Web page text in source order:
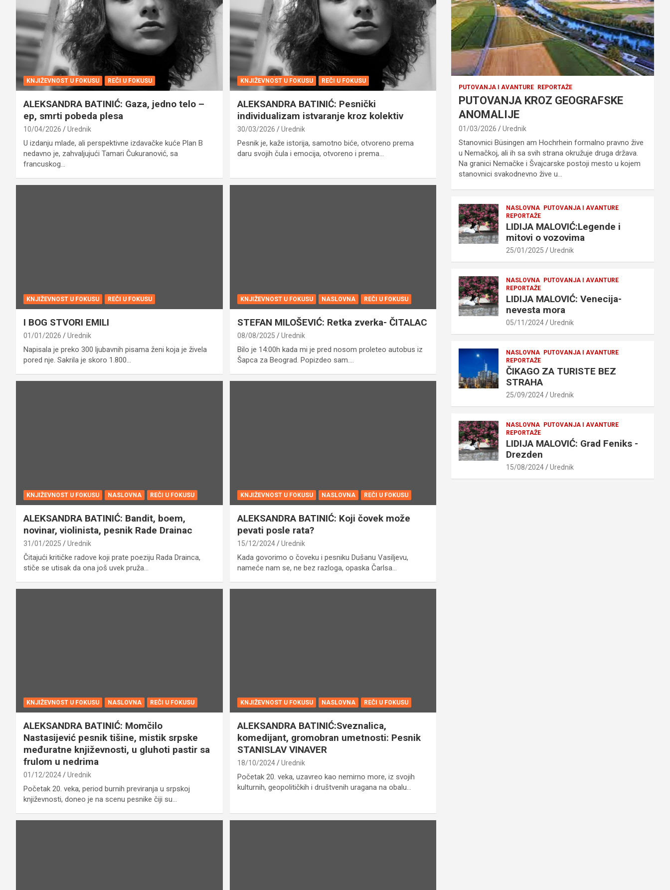
KNJIŽEVNOST U FOKUSU REČI U FOKUSU
ALEKSANDRA BATINIĆ: Gaza, jedno telo –
ep, smrti pobeda plesa
10/04/2026 Urednik
U izdanju mlade, ali perspektivne izdavačke kuće Plan B
nedavno je, zahvaljujući Tamari Čukuranović, sa
francuskog…
KNJIŽEVNOST U FOKUSU REČI U FOKUSU
ALEKSANDRA BATINIĆ: Pesnički
individualizam istvaranje kroz kolektiv
30/03/2026 Urednik
Pesnik je, kaže istorija, samotno biće, otvoreno prema
daru svojih čula i emocija, otvoreno i prema…
KNJIŽEVNOST U FOKUSU REČI U FOKUSU
I BOG STVORI EMILI
01/01/2026 Urednik
Napisala je preko 300 ljubavnih pisama ženi koja je živela
pored nje. Sakrila je skoro 1.800…
KNJIŽEVNOST U FOKUSU NASLOVNA REČI U FOKUSU
STEFAN MILOŠEVIĆ: Retka zverka- ČITALAC
08/08/2025 Urednik
Bilo je 14:00h kada mi je pred nosom proleteo autobus iz
Šapca za Beograd. Popizdeo sam.…
KNJIŽEVNOST U FOKUSU NASLOVNA REČI U FOKUSU
ALEKSANDRA BATINIĆ: Bandit, boem,
novinar, violinista, pesnik Rade Drainac
31/01/2025 Urednik
Čitajući kritičke radove koji prate poeziju Rada Drainca,
stiče se utisak da ona još uvek pruža…
KNJIŽEVNOST U FOKUSU NASLOVNA REČI U FOKUSU
ALEKSANDRA BATINIĆ: Koji čovek može
pevati posle rata?
15/12/2024 Urednik
Kada govorimo o čoveku i pesniku Dušanu Vasiljevu,
nameće nam se, ne bez razloga, opaska Čarlsa…
KNJIŽEVNOST U FOKUSU NASLOVNA REČI U FOKUSU
ALEKSANDRA BATINIĆ: Momčilo
Nastasijević pesnik tišine, mistik srpske
međuratne književnosti, u gluhoti pastir sa
frulom u nedrima
01/12/2024 Urednik
Početak 20. veka, period burnih previranja u srpskoj
književnosti, doneo je na scenu pesnike čiji su…
KNJIŽEVNOST U FOKUSU NASLOVNA REČI U FOKUSU
ALEKSANDRA BATINIĆ:Sveznalica,
komedijant, gromobran umetnosti: Pesnik
STANISLAV VINAVER
18/10/2024 Urednik
Početak 20. veka, uzavreo kao nemirno more, iz svojih
kulturnih, geopolitičkih i društvenih uragana na obalu…
PUTOVANJA I AVANTURE REPORTAŽE
PUTOVANJA KROZ GEOGRAFSKE
ANOMALIJE
01/03/2026 Urednik
Stanovnici Büsingen am Hochrhein formalno pravno žive
u Nemačkoj, ali ih sa svih strana okružuje druga država.
Na granici Nemačke i Švajcarske postoji mesto u kojem
stanovnici svakodnevno žive u…
NASLOVNA
PUTOVANJA I AVANTURE
REPORTAŽE
LIDIJA MALOVIĆ:Legende i
mitovi o vozovima
25/01/2025 Urednik
NASLOVNA
PUTOVANJA I AVANTURE
REPORTAŽE
LIDIJA MALOVIĆ: Venecija-
nevesta mora
05/11/2024 Urednik
NASLOVNA
PUTOVANJA I AVANTURE
REPORTAŽE
ČIKAGO ZA TURISTE BEZ
STRAHA
25/09/2024 Urednik
NASLOVNA
PUTOVANJA I AVANTURE
REPORTAŽE
LIDIJA MALOVIĆ: Grad Feniks -
Drezden
15/08/2024 Urednik